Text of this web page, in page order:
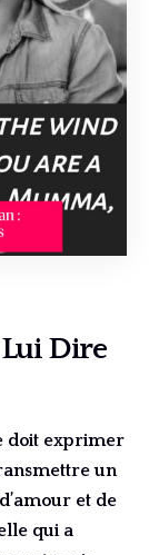
Dire
doit exprimer
un
et de
qui a